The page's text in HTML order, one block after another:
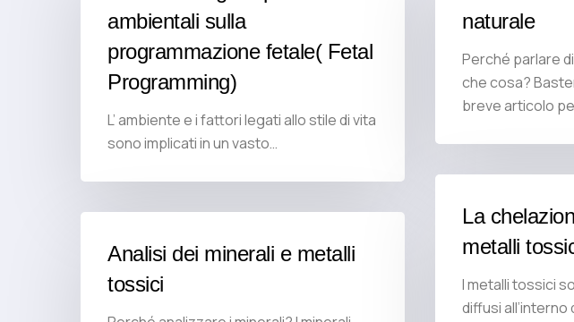
ambientali sulla
programmazione fetale( Fetal
Programming)
L’ ambiente e i fattori legati allo stile di vita
sono implicati in un vasto…
naturale
Perché parlare
che cosa?
breve articolo
La
metalli
I metalli tossici
diffusi
Analisi dei minerali e metalli
tossici